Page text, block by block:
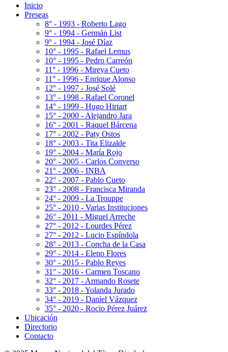
Inicio
Preseas
8° - 1993 - Roberto Lago
9° - 1994 - Germán List
9° - 1994 - José Díaz
10° - 1995 - Rafael Lemus
10° - 1995 - Pedro Carreón
11° - 1996 - Mireya Cueto
11° - 1996 - Enrique Alonso
12° - 1997 - José Solé
13° - 1998 - Rafael Coronel
14° - 1999 - Hugo Hiriart
15° - 2000 - Alejandro Jara
16° - 2001 - Raquel Bárcena
17° - 2002 - Paty Ostos
18° - 2003 - Tita Elizalde
19° - 2004 - María Rojo
20° - 2005 - Carlos Converso
21° - 2006 - INBA
22° - 2007 - Pablo Cueto
23° - 2008 - Francisca Miranda
24° - 2009 - La Trouppe
25° - 2010 - Varias Instituciones
26° - 2011 - Miguel Arreche
27° - 2012 - Lourdes Pérez
27° - 2012 - Lucio Espíndola
28° - 2013 - Concha de la Casa
29° - 2014 - Eleno Flores
30° - 2015 - Pablo Reyes
31° - 2016 - Carmen Toscano
32° - 2017 - Armando Rosete
33° - 2018 - Yolanda Jurado
34° - 2019 - Daniel Vázquez
35° - 2020 - Rocio Pérez Juárez
Ubicación
Directorio
Contacto